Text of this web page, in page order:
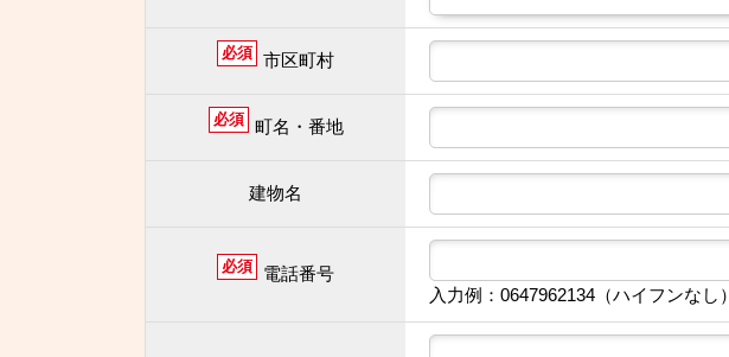
必須 市区町村
必須 町名・番地
建物名
必須
電話番号
入力例：0647962134（ハイフンなし）